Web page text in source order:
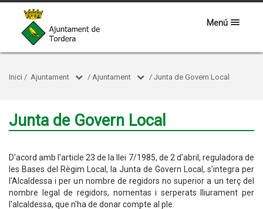
Menú
Inici / Ajuntament / Ajuntament / Junta de Govern Local
Junta de Govern Local
D'acord amb l'article 23 de la llei 7/1985, de 2 d'abril, reguladora de
les Bases del Règim Local, la Junta de Govern Local, s'integra per
l'Alcaldessa i per un nombre de regidors no superior a un terç del
nombre legal de regidors, nomentas i serperats lliurament per
l'alcaldessa, que n'ha de donar compte al ple.